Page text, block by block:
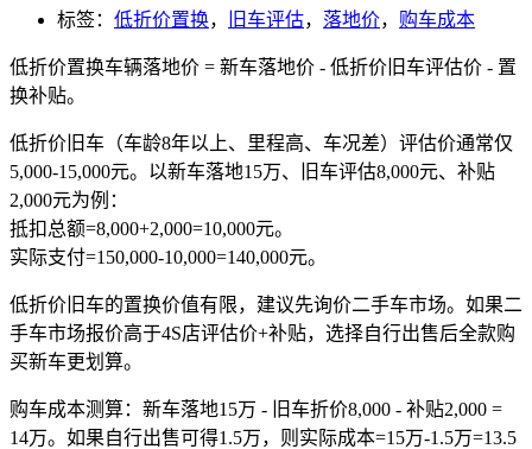
标签： 低折价置换， 旧车评估， 落地价， 购车成本
低折价置换车辆落地价 = 新车落地价 - 低折价旧车评估价 - 置
换补贴。
低折价旧车（车龄8年以上、里程高、车况差）评估价通常仅
5,000-15,000元。以新车落地15万、旧车评估8,000元、补贴
2,000元为例：
抵扣总额=8,000+2,000=10,000元。
实际支付=150,000-10,000=140,000元。
低折价旧车的置换价值有限，建议先询价二手车市场。如果二
手车市场报价高于4S店评估价+补贴，选择自行出售后全款购
买新车更划算。
购车成本测算：新车落地15万 - 旧车折价8,000 - 补贴2,000 =
14万。如果自行出售可得1.5万，则实际成本=15万-1.5万=13.5